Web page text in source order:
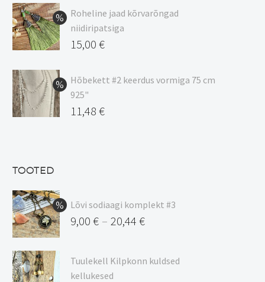
9,00 €
kuni
20,44 €
Roheline jaad kõrvarõngad
niidiripatsiga
Algne
oli:
17,00 €.
15,00 €
hind
on:
15,00 €.
Hõbekett #2 keerdus vormiga 75 cm
925"
Algne
11,48 €
TOOTED
Lõvi sodiaagi komplekt #3
9,00 € – 20,44 €
9,00 €
kuni
Tuulekell Kilpkonn kuldsed
kellukesed